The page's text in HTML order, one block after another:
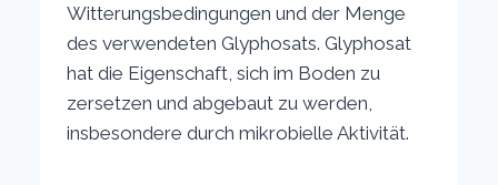
Witterungsbedingungen und der Menge
des verwendeten Glyphosats. Glyphosat
hat die Eigenschaft, sich im Boden zu
zersetzen und abgebaut zu werden,
insbesondere durch mikrobielle Aktivität.